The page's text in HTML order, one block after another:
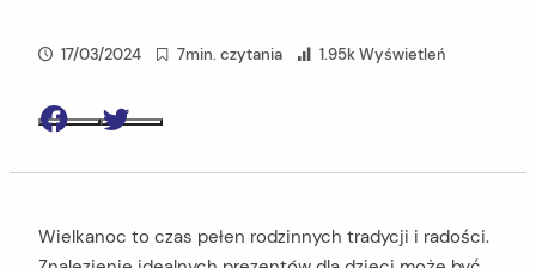
17/03/2024 7min. czytania 1.95k Wyświetleń
Wielkanoc to czas pełen rodzinnych tradycji i radości.